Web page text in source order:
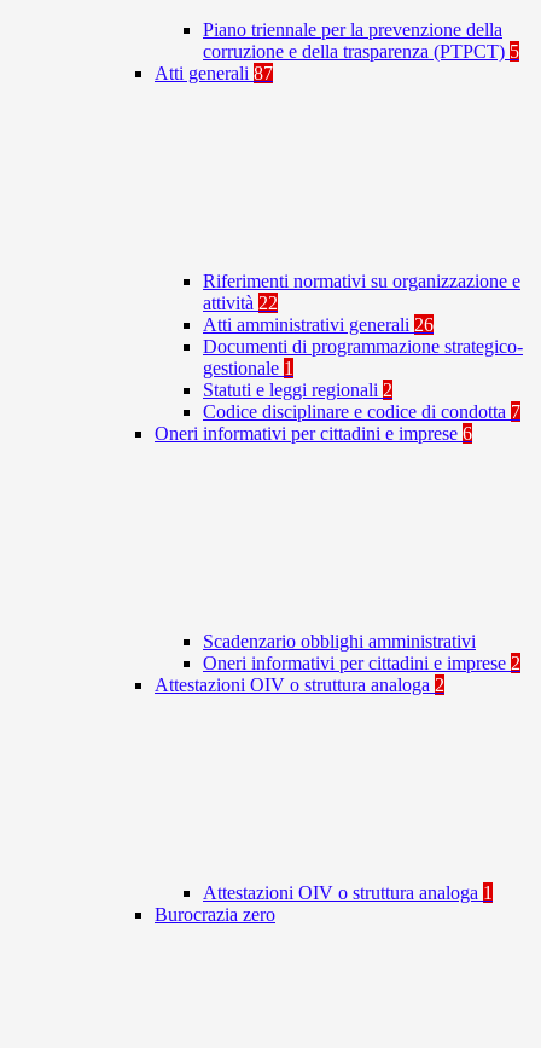
Piano triennale per la prevenzione della
corruzione e della trasparenza (PTPCT) 5
Atti generali 87
Riferimenti normativi su organizzazione e
attività 22
Atti amministrativi generali 26
Documenti di programmazione strategico-
gestionale 1
Statuti e leggi regionali 2
Codice disciplinare e codice di condotta 7
Oneri informativi per cittadini e imprese 6
Scadenzario obblighi amministrativi
Oneri informativi per cittadini e imprese 2
Attestazioni OIV o struttura analoga 2
Attestazioni OIV o struttura analoga 1
Burocrazia zero